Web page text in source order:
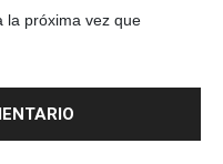
la próxima vez que